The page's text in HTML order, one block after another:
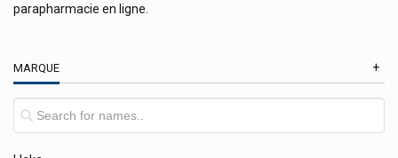
parapharmacie en ligne.
MARQUE
Hansaplast Pansements / Bandage / Crémes
Hartmann
Hedelix
Heel